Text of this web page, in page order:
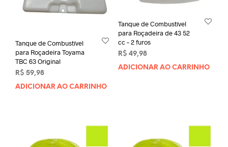
Tanque de Combustível
para Roçadeira Toyama
TBC 63 Original
R$ 59,98
ADICIONAR AO CARRINHO
Tanque de Combustível
para Roçadeira de 43 52
cc – 2 furos
R$ 49,98
ADICIONAR AO CARRINHO